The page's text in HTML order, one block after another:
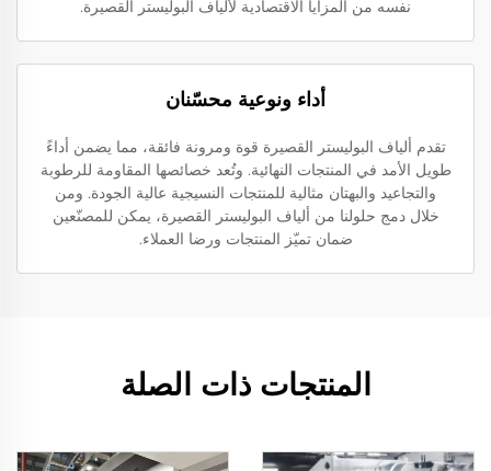
نفسه من المزايا الاقتصادية لألياف البوليستر القصيرة.
أداء ونوعية محسّنان
تقدم ألياف البوليستر القصيرة قوة ومرونة فائقة، مما يضمن أداءً
طويل الأمد في المنتجات النهائية. وتُعد خصائصها المقاومة للرطوبة
والتجاعيد والبهتان مثالية للمنتجات النسيجية عالية الجودة. ومن
خلال دمج حلولنا من ألياف البوليستر القصيرة، يمكن للمصنّعين
ضمان تميّز المنتجات ورضا العملاء.
المنتجات ذات الصلة